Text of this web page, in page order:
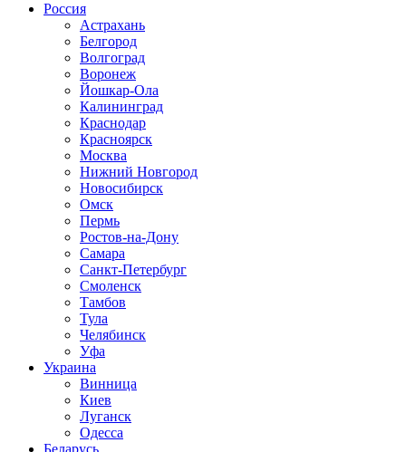
Россия
Астрахань
Белгород
Волгоград
Воронеж
Йошкар-Ола
Калининград
Краснодар
Красноярск
Москва
Нижний Новгород
Новосибирск
Омск
Пермь
Ростов-на-Дону
Самара
Санкт-Петербург
Смоленск
Тамбов
Тула
Челябинск
Уфа
Украина
Винница
Киев
Луганск
Одесса
Беларусь